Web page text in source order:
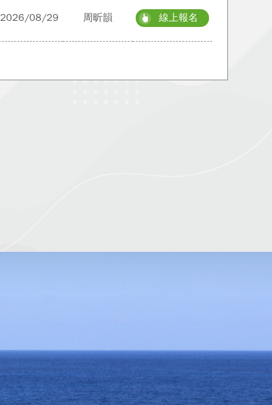
2026/08/29 周昕韻 線上報名